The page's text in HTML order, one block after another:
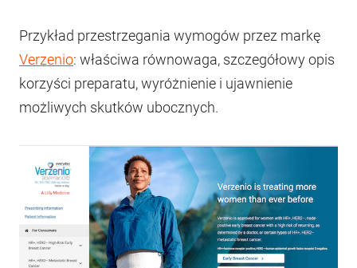
Przykład przestrzegania wymogów przez markę
Verzenio: właściwa równowaga, szczegółowy opis
korzyści preparatu, wyróżnienie i ujawnienie
możliwych skutków ubocznych.